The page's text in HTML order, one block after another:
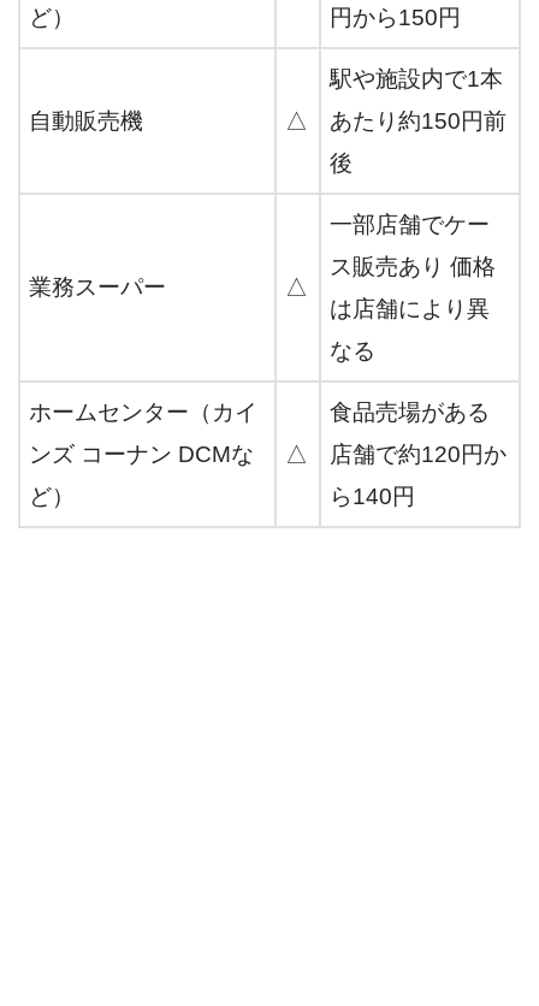
ど）
円から150円
自動販売機 △
駅や施設内で1本
あたり約150円前
後
業務スーパー △
一部店舗でケー
ス販売あり 価格
は店舗により異
なる
ホームセンター（カイ
ンズ コーナン DCMな
ど）
△
食品売場がある
店舗で約120円か
ら140円